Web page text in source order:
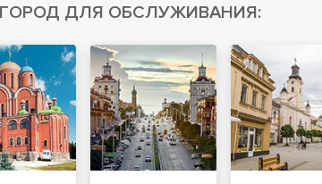
ГОРОД ДЛЯ ОБСЛУЖИВАНИЯ: